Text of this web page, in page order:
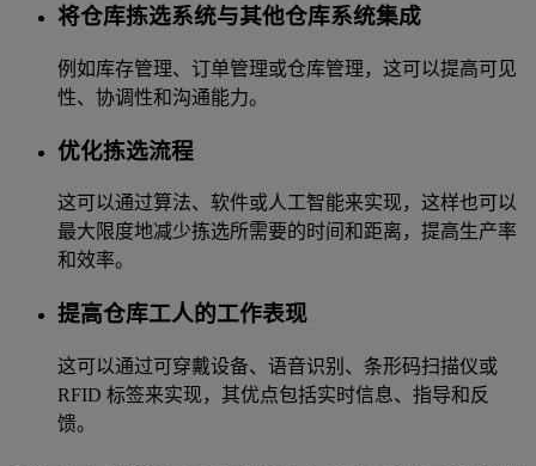
将仓库拣选系统与其他仓库系统集成
例如库存管理、订单管理或仓库管理，这可以提高可见
性、协调性和沟通能力。
优化拣选流程
这可以通过算法、软件或人工智能来实现，这样也可以
最大限度地减少拣选所需要的时间和距离，提高生产率
和效率。
提高仓库工人的工作表现
这可以通过可穿戴设备、语音识别、条形码扫描仪或
RFID 标签来实现，其优点包括实时信息、指导和反
馈。